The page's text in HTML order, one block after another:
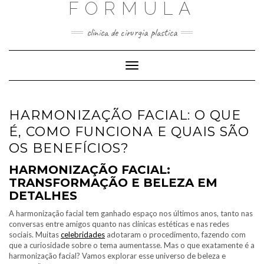
FORMULA
clinica de cirurgia plastica
Toggle
Navigation
HARMONIZAÇÃO FACIAL: O QUE
É, COMO FUNCIONA E QUAIS SÃO
OS BENEFÍCIOS?
HARMONIZAÇÃO FACIAL:
TRANSFORMAÇÃO E BELEZA EM
DETALHES
A harmonização facial tem ganhado espaço nos últimos anos, tanto nas
conversas entre amigos quanto nas clínicas estéticas e nas redes
sociais. Muitascelebridades adotaram o procedimento, fazendo com
que a curiosidade sobre o tema aumentasse. Mas o que exatamente é a
harmonização facial? Vamos explorar esse universo de beleza e